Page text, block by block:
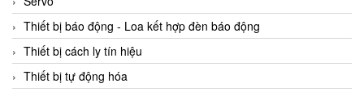
Thiết bị báo động - Loa kết hợp đèn báo động
Thiết bị cách ly tín hiệu
Thiết bị tự động hóa